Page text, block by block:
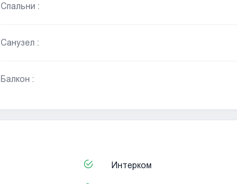
Спальни :
Санузел :
Балкон :
Интерком